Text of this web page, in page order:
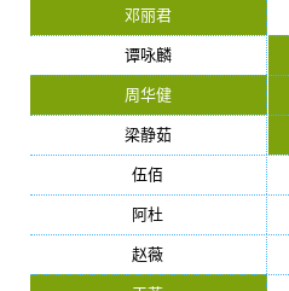
邓丽君
谭咏麟
周华健
梁静茹
伍佰
阿杜
赵薇